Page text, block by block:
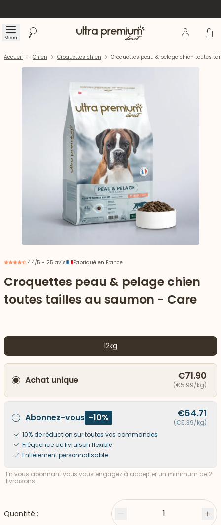
Menu Rechercher Accueil Se Panier
vers le bas
Accueil Chien Croquettes chien Croquettes peau & pelage chien toutes
4.4/5 - 25 avis Fabriqué en France
Croquettes peau & pelage chien
toutes tailles au saumon - Care
12kg
Achat unique €71.90
(€5.99/kg)
Abonnez-vous -10% €64.71
(€5.39/kg)
10% de réduction sur toutes vos commandes
Fréquence de livraison flexible
Entièrement personnalisable
En vous abonnant vous vous engagez à accepter un minimum de 2
livraisons.
Quantité : Moins 1